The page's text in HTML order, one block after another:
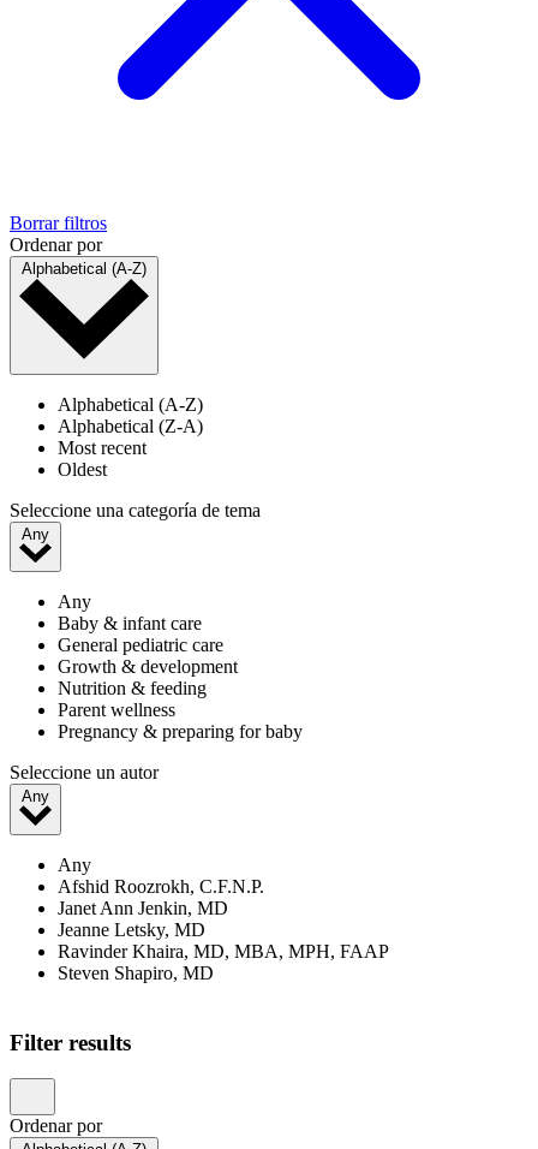
Borrar filtros
Ordenar por
Alphabetical (A-Z)
Alphabetical (A-Z)
Alphabetical (Z-A)
Most recent
Oldest
Seleccione una categoría de tema
Any
Any
Baby & infant care
General pediatric care
Growth & development
Nutrition & feeding
Parent wellness
Pregnancy & preparing for baby
Seleccione un autor
Any
Any
Afshid Roozrokh, C.F.N.P.
Janet Ann Jenkin, MD
Jeanne Letsky, MD
Ravinder Khaira, MD, MBA, MPH, FAAP
Steven Shapiro, MD